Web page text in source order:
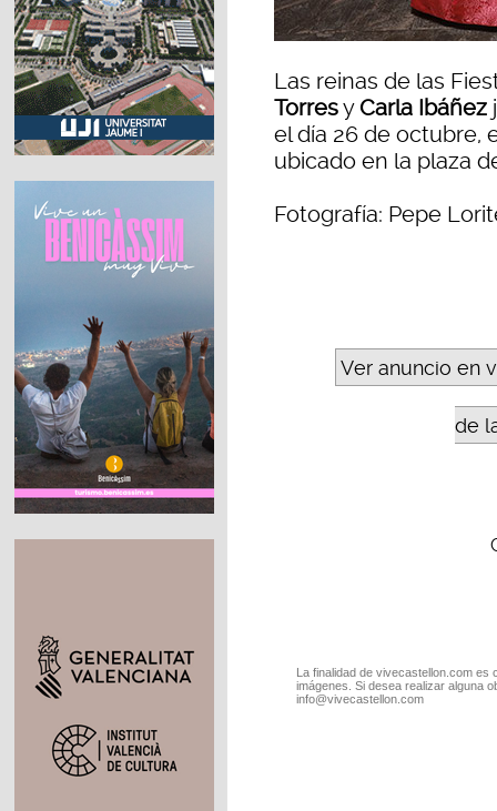
Las reinas de las
TorresyCarla Ibáñez
el día 26 de octubre,
ubicado en la plaza
Fotografía: Pepe
Ver anuncio en
de
La finalidad de vivecastellon.com
imágenes. Si desea realizar alguna
info@vivecastellon.com